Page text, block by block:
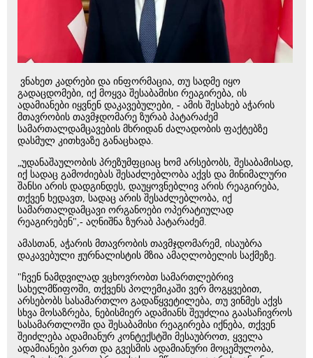
ვნახეთ კადრები და ინფორმაცია, თუ სადმე იყო
გადაცდომები, იქ მოყვა შესაბამისი რეაგირება, ის
ადამიანები იყვნენ დაკავებულები, - ამის შესახებ აჭარის
მთავრობის თავმჯდომარე ზურაბ პატარაძემ
სამართალდამცავების მხრიდან ძალადობის ფაქტებზე
დასმულ კითხვაზე განაცხადა.
„უდანაშაულობის პრეზუმფციაც ხომ არსებობს, შესაბამისად,
იქ სადაც გამოძიებას შესაძლებლობა აქვს და მინიმალური
შანსი არის დადგინდეს, დაუყოვნებლივ არის რეაგირება,
თქვენ ხედავთ, სადაც არის შესაძლებლობა, იქ
სამართალდამცავი ორგანოები ოპერატიულად
რეაგირებენ",- აღნიშნა ზურაბ პატარაძემ.
ამასთან, აჭარის მთავრობის თავმჯდომარემ, ისაუბრა
დაკავებული ჟურნალისტის მზია ამაღლობელის საქმეზე.
"ჩვენ ნამდვილად ვცხოვრობთ სამართლებრივ
სახელმწიფოში, თქვენს პოლემიკაში ვერ მოგყვებით,
არსებობს სასამართლო გადაწყვეტილება, თუ ვინმეს აქვს
სხვა მოსაზრება, ნებისმიერ ადამიანს შეუძლია გაასაჩივროს
სასამართლოში და შესაბამისი რეაგირება იქნება, თქვენ
შეიძლება ადამიანურ კონტექსტში მესაუბროთ, ყველა
ადამიანები ვართ და გვესმის ადამიანური მოცემულობა,